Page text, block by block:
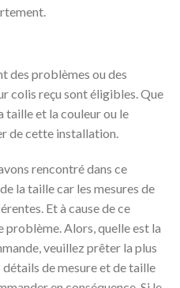
des problèmes ou des
colis reçu sont éligibles. Que
taille et la couleur ou le
de cette installation.
rencontré dans ce
la taille car les mesures de
Et à cause de ce
problème. Alors, quelle est la
veuillez prêter la plus
de mesure et de taille